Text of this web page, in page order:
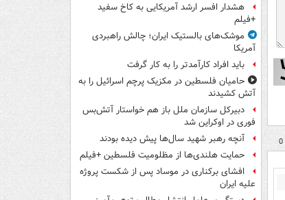
هشدار افسر ارشد آمریکایی به کاخ سفید
+فیلم
موشک‌های بالستیک ایران؛ چالش راهبردی
آمریکا
باید افراد کارآمدتر را به کار گرفت
حامیان فلسطین در مکزیک پرچم اسرائیل را به
آتش کشیدند
دبیرکل سازمان ملل باز هم خواستار آتش‌بس
فوری در اوکراین شد
آنچه رهبر شهید سال‌ها پیش دیده بودند
حمایت هلندی‌ها از مظلومیت فلسطین +فیلم
افشای برکناری در موساد پس از شکست پروژه
علیه ایران